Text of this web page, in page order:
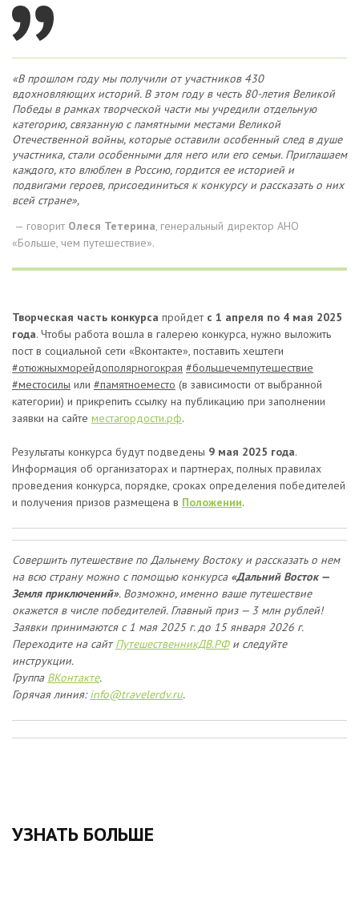
«В прошлом году мы получили от участников 430
вдохновляющих историй. В этом году в честь 80-летия Великой
Победы в рамках творческой части мы учредили отдельную
категорию, связанную с памятными местами Великой
Отечественной войны, которые оставили особенный след в душе
участника, стали особенными для него или его семьи. Приглашаем
каждого, кто влюблен в Россию, гордится ее историей и
подвигами героев, присоединиться к конкурсу и рассказать о них
всей стране»,
— говорит Олеся Тетерина, генеральный директор АНО
«Больше, чем путешествие».
Творческая часть конкурса пройдет с 1 апреля по 4 мая 2025
года. Чтобы работа вошла в галерею конкурса, нужно выложить
пост в социальной сети «Вконтакте», поставить хештеги
#отюжныхморейдополярногокрая #большечемпутешествие
#местосилы или #памятноеместо (в зависимости от выбранной
категории) и прикрепить ссылку на публикацию при заполнении
заявки на сайте местагордости.рф.
Результаты конкурса будут подведены 9 мая 2025 года.
Информация об организаторах и партнерах, полных правилах
проведения конкурса, порядке, сроках определения победителей
и получения призов размещена в Положении.
Совершить путешествие по Дальнему Востоку и рассказать о нем
на всю страну можно с помощью конкурса «Дальний Восток —
Земля приключений». Возможно, именно ваше путешествие
окажется в числе победителей. Главный приз — 3 млн рублей!
Заявки принимаются с 1 мая 2025 г. до 15 января 2026 г.
Переходите на сайтПутешественникДВ.РФи следуйте
инструкции.
Группа ВКонтакте.
Горячая линия:info@travelerdv.ru.
УЗНАТЬ БОЛЬШЕ